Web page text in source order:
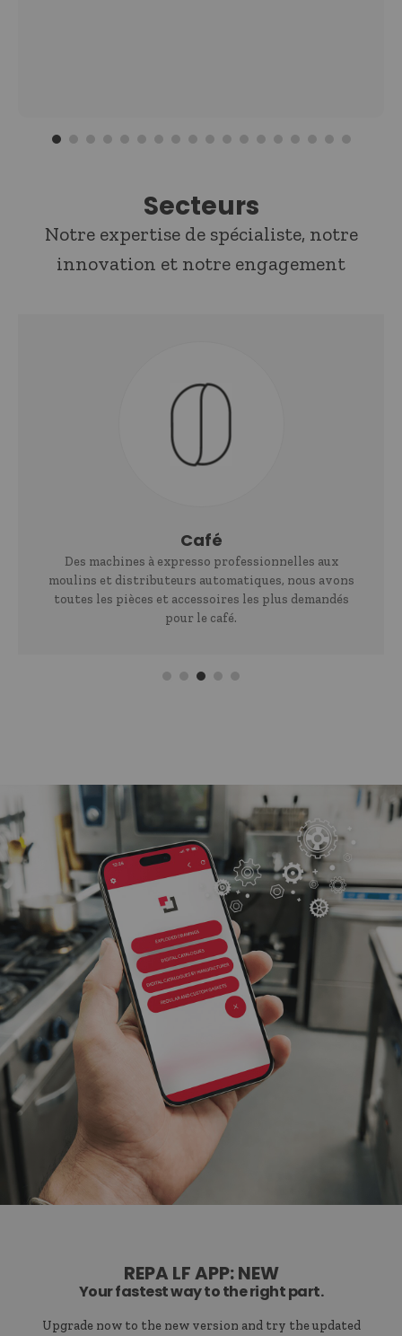
Secteurs
Notre expertise de spécialiste, notre
innovation et notre engagement
Café
Des machines à expresso professionnelles aux
moulins et distributeurs automatiques, nous avons
toutes les pièces et accessoires les plus demandés
pour le café.
REPA LF APP: NEW
Your fastest way to the right part.
Upgrade now to the new version and try the updated